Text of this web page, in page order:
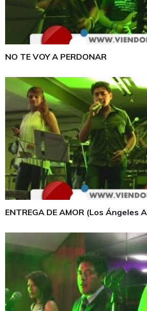
NO TE VOY A PERDONAR
ENTREGA DE AMOR (Los Ángeles